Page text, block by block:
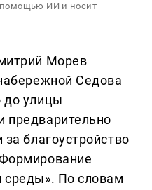
ИИ и носит
Морев
Седова
до улицы
предварительно
благоустройство
среды». По словам